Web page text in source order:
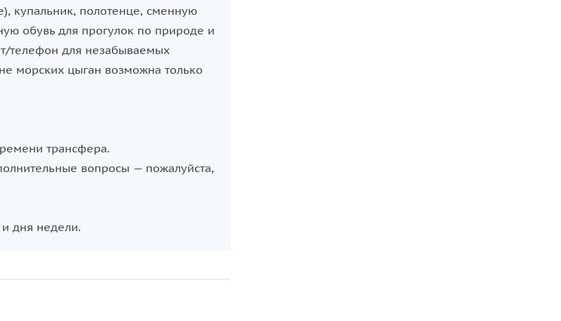
купальник, полотенце, сменную
обувь для прогулок по природе и
телефон для незабываемых
морских цыган возможна только
трансфера.
вопросы — пожалуйста,
дня недели.